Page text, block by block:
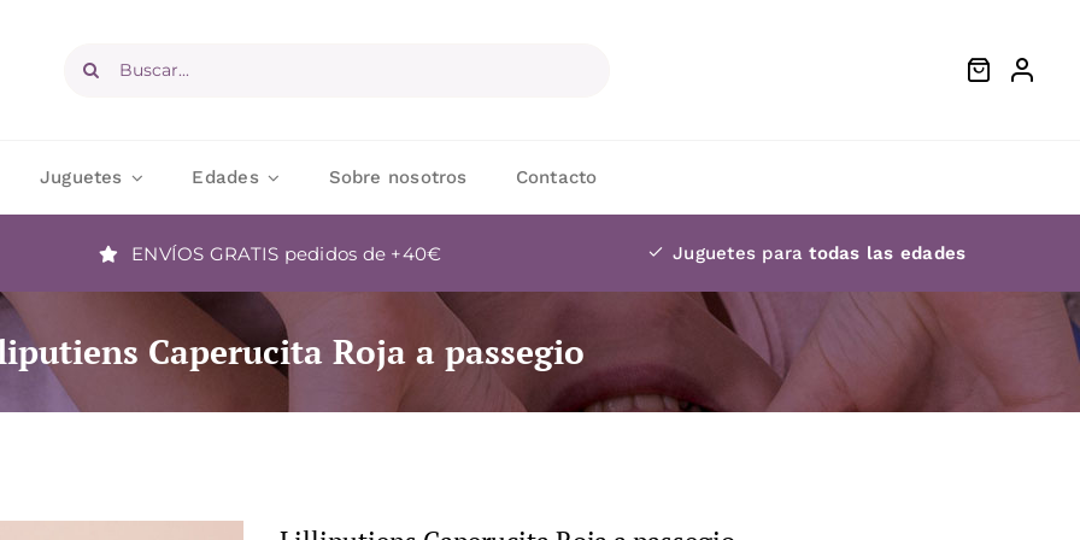
Buscar:
Juguetes Edades Sobre nosotros Contacto
ENVÍOS GRATIS pedidos de +40€ Juguetes paratodas las edades
Caperucita Roja a passegio